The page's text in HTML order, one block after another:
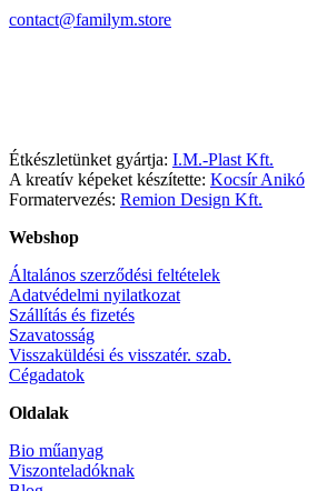
contact@familym.store
Étkészletünket gyártja: I.M.-Plast Kft.
A kreatív képeket készítette: Kocsír Anikó
Formatervezés: Remion Design Kft.
Webshop
Általános szerződési feltételek
Adatvédelmi nyilatkozat
Szállítás és fizetés
Szavatosság
Visszaküldési és visszatér. szab.
Cégadatok
Oldalak
Bio műanyag
Viszonteladóknak